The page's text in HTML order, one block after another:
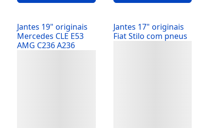
Jantes 19" originais
Mercedes CLE E53
AMG C236 A236
Jantes 17" originais
Fiat Stilo com pneus